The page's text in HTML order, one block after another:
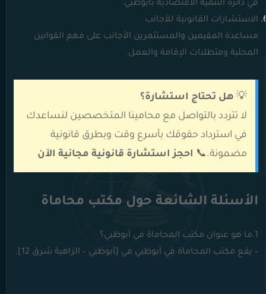
في دائرة التنمية الاقتصادية بأبوظبي.
الاستشارات القانونية للأجانب
مساعدة المقيمين والمستثمرين الأجانب على فهم القوانين
المحلية ومتطلبات الإقامة والعمل.
💡 هل تحتاج استشارة؟
لا تتردد بالتواصل مع محامينا المتخصصين لنساعدك
في استرداد حقوقك بأسرع وقت وبطرق قانونية
مضمونة.📞 احجز استشارة قانونية مجانية الآن
الأسئلة الشائعة حول مكتب محاماة
1.ما هو عنوان مكتب المحاماة في أبوظبي؟
– يقع مكتب المحاماة في أبوظبي في [أبوظبي – الزاهية شرق 12].